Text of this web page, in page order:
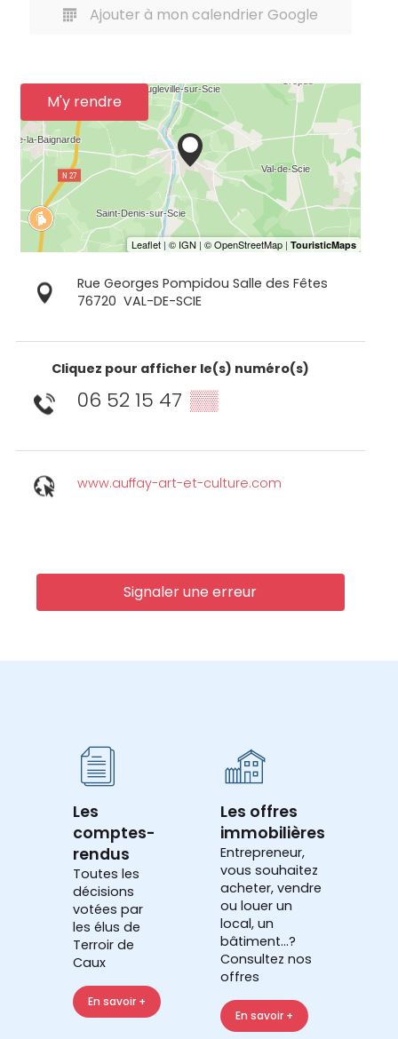
Ajouter à mon calendrier Google
M'y rendre
Rue Georges Pompidou Salle des Fêtes
76720 VAL-DE-SCIE
Cliquez pour afficher le(s) numéro(s)
06 52 15 47 ▒▒
www.auffay-art-et-culture.com
Signaler une erreur
Les
comptes-
rendus
Toutes les
décisions
votées par
les élus de
Terroir de
Caux
En savoir +
Les offres
immobilières
Entrepreneur,
vous souhaitez
acheter, vendre
ou louer un
local, un
bâtiment...?
Consultez nos
offres
En savoir +